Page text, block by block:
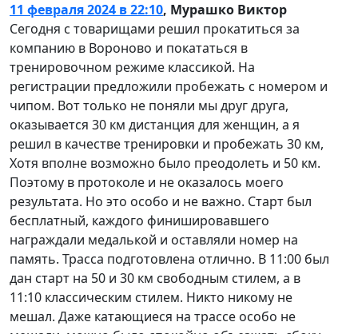
11 февраля 2024 в 22:10, Мурашко Виктор
Сегодня с товарищами решил прокатиться за
компанию в Вороново и покататься в
тренировочном режиме классикой. На
регистрации предложили пробежать с номером и
чипом. Вот только не поняли мы друг друга,
оказывается 30 км дистанция для женщин, а я
решил в качестве тренировки и пробежать 30 км,
Хотя вполне возможно было преодолеть и 50 км.
Поэтому в протоколе и не оказалось моего
результата. Но это особо и не важно. Старт был
бесплатный, каждого финишировавшего
награждали медалькой и оставляли номер на
память. Трасса подготовлена отлично. В 11:00 был
дан старт на 50 и 30 км свободным стилем, а в
11:10 классическим стилем. Никто никому не
мешал. Даже катающиеся на трассе особо не